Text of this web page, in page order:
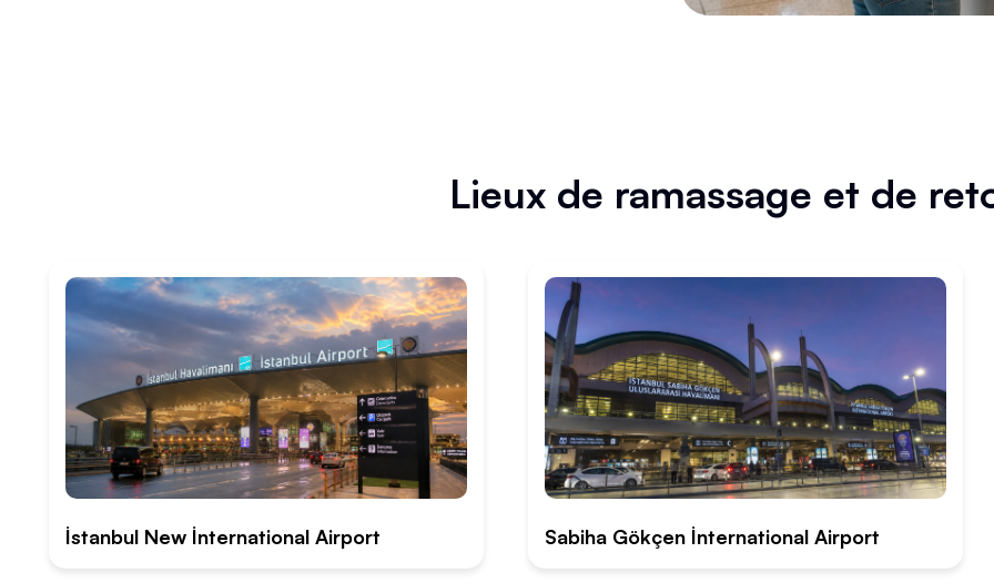
Lieux de ramassage et de
İstanbul New İnternational Airport Sabiha Gökçen İnternational Airport